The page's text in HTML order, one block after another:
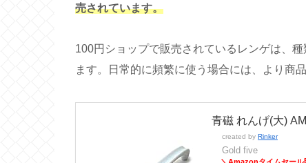
売されています。
100円ショップで販売されているレンゲは、
ます。日常的に頻繁に使う場合には、より商
青磁 れんげ(大)
created by Rinker
Gold five